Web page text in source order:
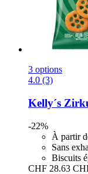
3 options
4.0 (3)
Kelly´s
-22%
À partir
Sans
Biscuits
CHF 28.63